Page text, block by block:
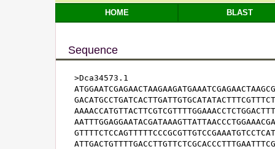
HOME BLAST
Sequence
>Dca34573.1